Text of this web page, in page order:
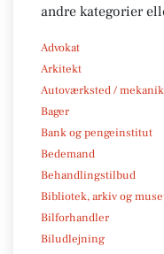
andre kategorier
Advokat
Arkitekt
Autoværksted / mekanik
Bager
Bank og pengeinstitut
Bedemand
Behandlingstilbud
Bibliotek, arkiv og
Bilforhandler
Biludlejning